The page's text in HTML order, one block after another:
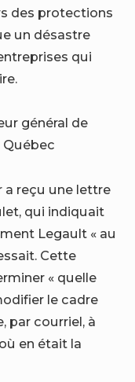
des protections
un désastre
qui
général de
a reçu une lettre
qui indiquait
Legault « au
Cette
« quelle
le cadre
par courriel, à
en était la